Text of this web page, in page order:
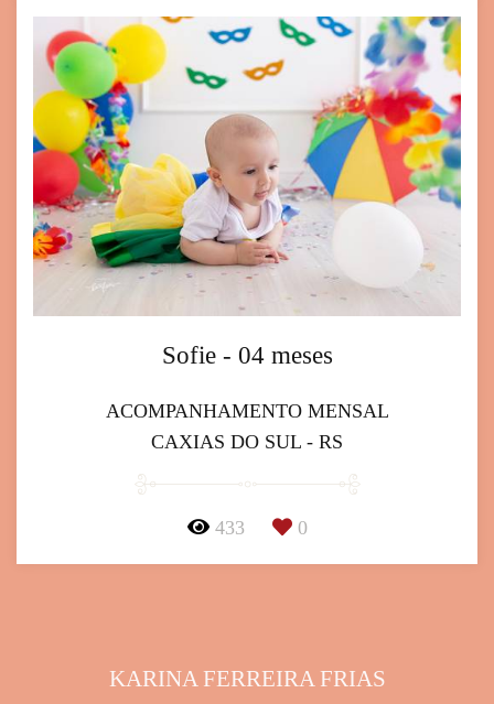
Sofie - 04 meses
ACOMPANHAMENTO MENSAL
CAXIAS DO SUL - RS
433 0
KARINA FERREIRA FRIAS